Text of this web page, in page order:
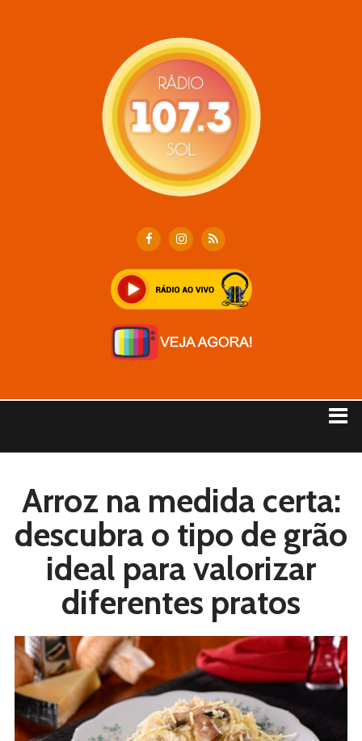
Arroz na medida certa:
descubra o tipo de grão
ideal para valorizar
diferentes pratos